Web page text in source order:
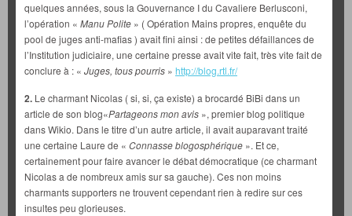
quelques années, sous la Gouvernance I du Cavaliere Berlusconi,
l’opération « Manu Polite » ( Opération Mains propres, enquête du
pool de juges anti-mafias ) avait fini ainsi : de petites défaillances de
l’Institution judiciaire, une certaine presse avait vite fait, très vite fait de
conclure à : « Juges, tous pourris » http://blog.rtl.fr/
2. Le charmant Nicolas ( si, si, ça existe) a brocardé BiBi dans un
article de son blog«Partageons mon avis », premier blog politique
dans Wikio. Dans le titre d’un autre article, il avait auparavant traité
une certaine Laure de « Connasse blogosphérique ». Et ce,
certainement pour faire avancer le débat démocratique (ce charmant
Nicolas a de nombreux amis sur sa gauche). Ces non moins
charmants supporters ne trouvent cependant rien à redire sur ces
insultes peu glorieuses.